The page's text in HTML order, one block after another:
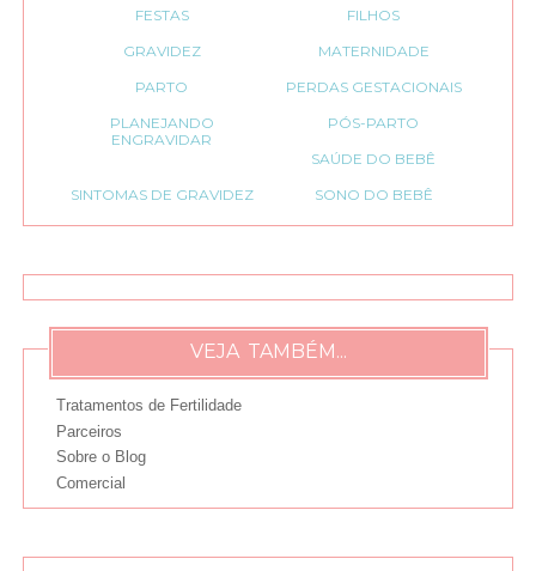
FESTAS
FILHOS
GRAVIDEZ
MATERNIDADE
PARTO
PERDAS GESTACIONAIS
PLANEJANDO
ENGRAVIDAR
PÓS-PARTO
SAÚDE DO BEBÊ
SINTOMAS DE GRAVIDEZ
SONO DO BEBÊ
VEJA TAMBÉM...
Tratamentos de Fertilidade
Parceiros
Sobre o Blog
Comercial